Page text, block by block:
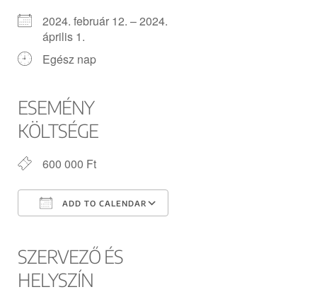
2024. február 12. – 2024.
április 1.
Egész nap
ESEMÉNY
KÖLTSÉGE
600 000 Ft
ADD TO CALENDAR
SZERVEZŐ ÉS
HELYSZÍN